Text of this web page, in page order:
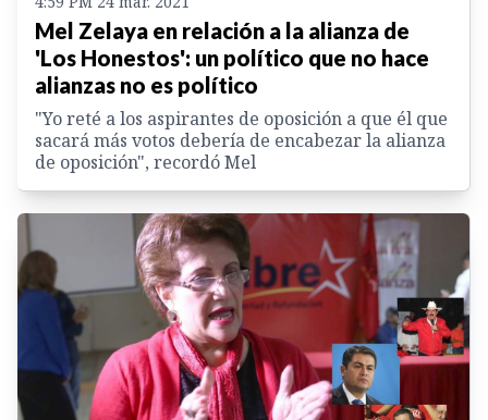
Mel Zelaya en relación a la alianza de
'Los Honestos': un político que no hace
alianzas no es político
"Yo reté a los aspirantes de oposición a que él que
sacará más votos debería de encabezar la alianza
de oposición", recordó Mel